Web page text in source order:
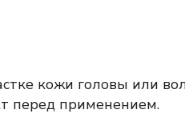
кожи головы или
перед применением.